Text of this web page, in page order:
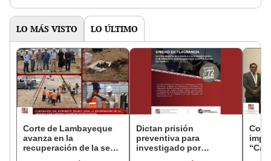
LO MÁS VISTO LO ÚLTIMO
Corte de Lambayeque
avanza en la
recuperación de la sede
Dictan prisión
preventiva para
investigado por